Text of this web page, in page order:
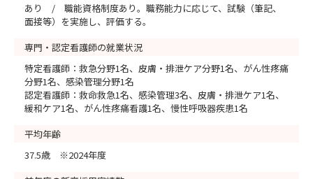
あり / 職能資格制度あり。職務能力に応じて、試験（筆記、
面接等）を実施し、評価する。
専門・認定看護師の就業状況
特定看護師：救急分野1名、皮膚・排泄ケア分野1名、がん性疼痛
分野1名、感染管理分野1名
認定看護師：救命救急1名、感染管理3名、皮膚・排泄ケア1名、
緩和ケア1名、がん性疼痛看護1名、慢性呼吸器疾患1名
平均年齢
37.5歳 ※2024年度